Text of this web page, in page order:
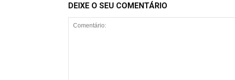
DEIXE O SEU COMENTÁRIO